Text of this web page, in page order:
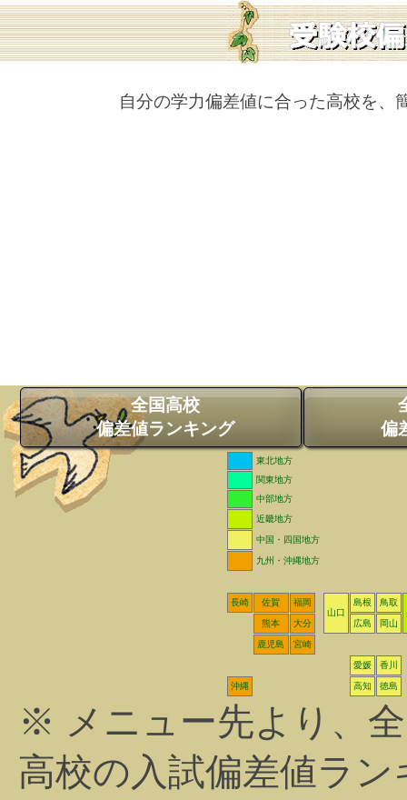
自分の学力偏差値に合った高校を、
全国高校
偏差値ランキング
偏
東北地方
関東地方
中部地方
近畿地方
中国・四国地方
九州・沖縄地方
長崎 佐賀
福岡
山口
島根
鳥取
熊本
大分 広島 岡山
鹿児島 宮崎
愛媛 香川
沖縄 高知 徳島
※ メニュー先より、
高校の入試偏差値ラ